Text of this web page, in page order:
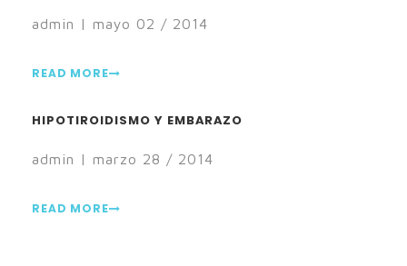
admin | mayo 02 / 2014
READ MORE
HIPOTIROIDISMO Y EMBARAZO
admin | marzo 28 / 2014
READ MORE